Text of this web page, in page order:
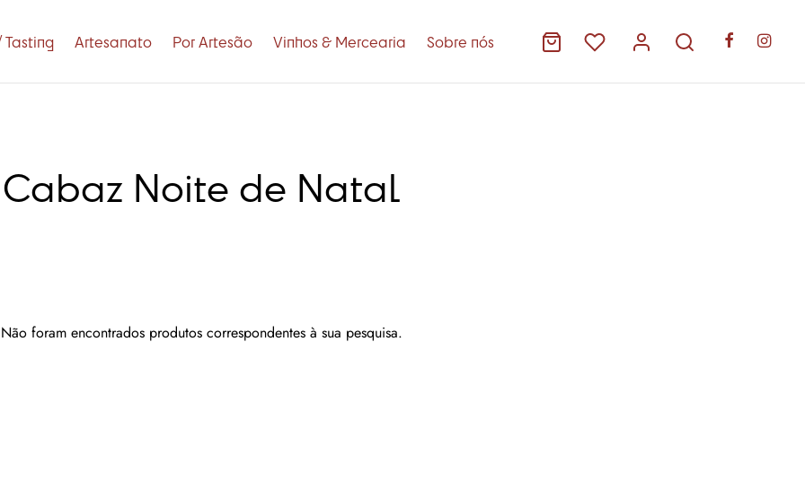
Artesanato Por Artesão Vinhos & Mercearia Sobre nós
Cabaz Noite de Natal
Não foram encontrados produtos correspondentes à sua pesquisa.